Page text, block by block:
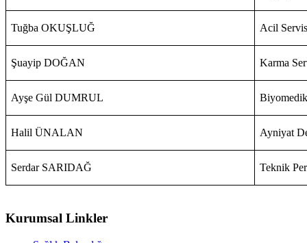
Tuğba OKUŞLUĞ Acil
Şuayip DOĞAN Karma
Ayşe Gül DUMRUL
Halil ÜNALAN Ayniyat
Serdar SARIDAĞ Teknik
Kurumsal Linkler